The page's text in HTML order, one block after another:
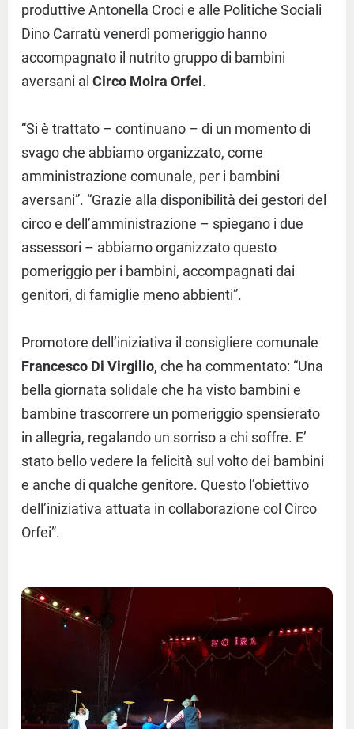
produttive Antonella Croci e alle Politiche Sociali
Dino Carratù venerdì pomeriggio hanno
accompagnato il nutrito gruppo di bambini
aversani al Circo Moira Orfei.
“Si è trattato – continuano – di un momento di
svago che abbiamo organizzato, come
amministrazione comunale, per i bambini
aversani”. “Grazie alla disponibilità dei gestori del
circo e dell’amministrazione – spiegano i due
assessori – abbiamo organizzato questo
pomeriggio per i bambini, accompagnati dai
genitori, di famiglie meno abbienti”.
Promotore dell’iniziativa il consigliere comunale
Francesco Di Virgilio, che ha commentato: “Una
bella giornata solidale che ha visto bambini e
bambine trascorrere un pomeriggio spensierato
in allegria, regalando un sorriso a chi soffre. E’
stato bello vedere la felicità sul volto dei bambini
e anche di qualche genitore. Questo l’obiettivo
dell’iniziativa attuata in collaborazione col Circo
Orfei”.